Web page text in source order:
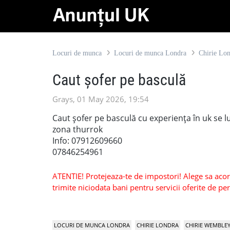
Locuri de munca Locuri de munca Londra Chirie
Caut șofer pe basculă
Grays, 01 May 2026, 19:54
Caut șofer pe basculă cu experiența în uk se
zona thurrok
Info: 07912609660
07846254961
ATENTIE! Protejeaza-te de impostori! Alege sa
trimite niciodata bani pentru servicii oferite de
LOCURI DE MUNCA LONDRA CHIRIE LONDRA CHIRIE WEMBLEY